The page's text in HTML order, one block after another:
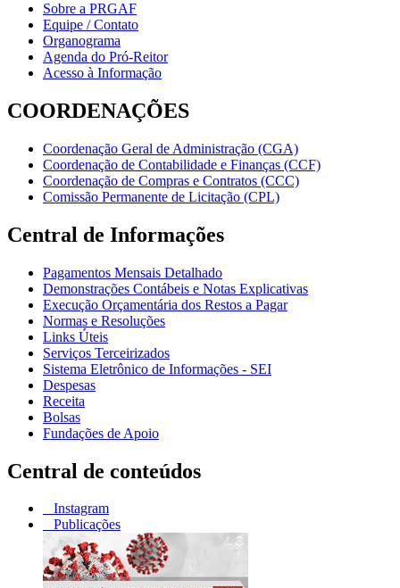
Sobre a PRGAF
Equipe / Contato
Organograma
Agenda do Pró-Reitor
Acesso à Informação
COORDENAÇÕES
Coordenação Geral de Administração (CGA)
Coordenação de Contabilidade e Finanças (CCF)
Coordenação de Compras e Contratos (CCC)
Comissão Permanente de Licitação (CPL)
Central de Informações
Pagamentos Mensais Detalhado
Demonstrações Contábeis e Notas Explicativas
Execução Orçamentária dos Restos a Pagar
Normas e Resoluções
Links Úteis
Serviços Terceirizados
Sistema Eletrônico de Informações - SEI
Despesas
Receita
Bolsas
Fundações de Apoio
Central de conteúdos
Instagram
Publicações